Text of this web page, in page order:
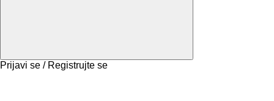
Prijavi se / Registrujte se